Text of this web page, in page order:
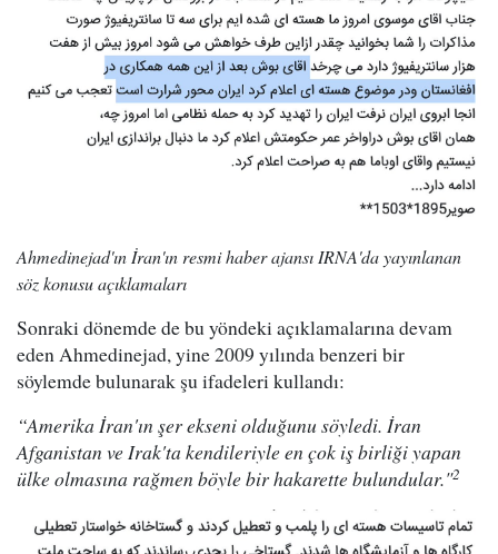
Ahmedinejad'ın İran'ın resmi haber ajansı IRNA'da yayınlanan
söz konusu açıklamaları
Sonraki dönemde de bu yöndeki açıklamalarına devam
eden Ahmedinejad, yine 2009 yılında benzeri bir
söylemde bulunarak şu ifadeleri kullandı:
“Amerika İran'ın şer ekseni olduğunu söyledi. İran
Afganistan ve Irak'ta kendileriyle en çok iş birliği yapan
ülke olmasına rağmen böyle bir hakarette bulundular."2